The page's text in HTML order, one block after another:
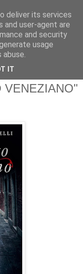
VENEZIANO"
deliver its services
and user-agent are
and security
usage
IT